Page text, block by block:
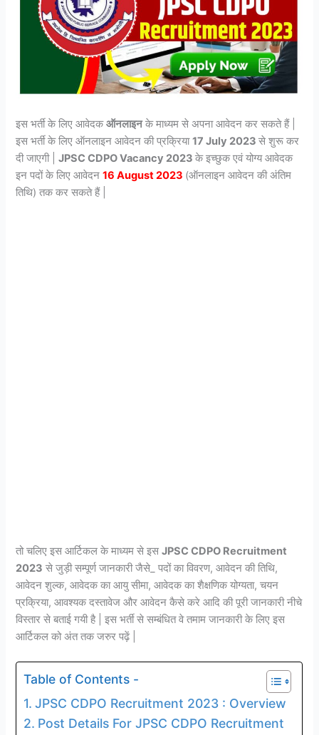
इस भर्ती के लिए आवेदकऑनलाइनके माध्यम से अपना आवेदन कर सकते हैं |
इस भर्ती के लिए ऑनलाइन आवेदन की प्रक्रिया17 July 2023से शुरू कर
दी जाएगी |JPSC CDPOVacancy 2023के इच्छुक एवं योग्य आवेदक
इन पदों के लिए आवेदन16 August 2023 (ऑनलाइन आवेदन की अंतिम
तिथि) तक कर सकते हैं |
तो चलिए इस आर्टिकल के माध्यम से इसJPSC CDPO Recruitment
2023 से जुड़ी सम्पूर्ण जानकारी जैसे_ पदों का विवरण, आवेदन की तिथि,
आवेदन शुल्क, आवेदक का आयु सीमा, आवेदक का शैक्षणिक योग्यता, चयन
प्रक्रिया, आवश्यक दस्तावेज और आवेदन कैसे करे आदि की पूरी जानकारी नीचे
विस्तार से बताई गयी है | इस भर्ती से सम्बंधित वे तमाम जानकारी के लिए इस
आर्टिकल को अंत तक जरुर पढ़ें |
Table of Contents -
JPSC CDPO Recruitment 2023 : Overview
Post Details For JPSC CDPO Recruitment